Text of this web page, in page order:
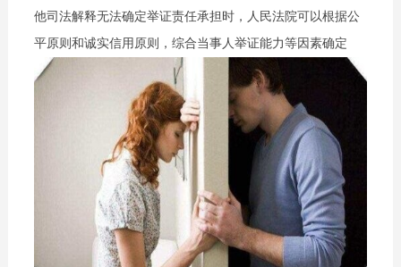
他司法解释无法确定举证责任承担时，人民法院可以根据公
平原则和诚实信用原则，综合当事人举证能力等因素确定